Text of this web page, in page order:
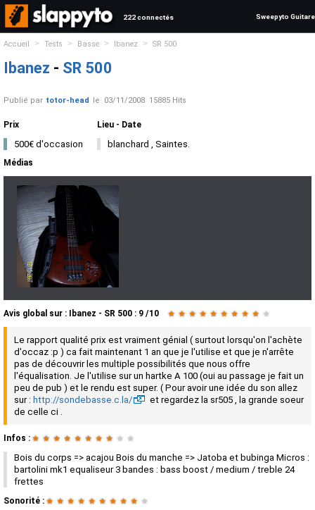
222 connectés Sweepyto Guitare
Accueil > Tests > Basse > Ibanez > SR 500
Ibanez - SR 500
Publié par totor-head le 03/11/2008 15885 Hits
Prix
500€ d'occasion
Lieu - Date
blanchard , Saintes.
Médias
Avis global sur : Ibanez - SR 500 : 9 /10 ★ ★ ★ ★ ★ ★ ★ ★ ★ ★
Le rapport qualité prix est vraiment génial ( surtout lorsqu'on l'achète
d'occaz :p ) ca fait maintenant 1 an que je l'utilise et que je n'arrête
pas de découvrir les multiple possibilités que nous offre
l'équalisation. Je l'utilise sur un hartke A 100 (oui au passage je fait un
peu de pub ) et le rendu est super. ( Pour avoir une idée du son allez
sur : http://sondebasse.c.la/
et regardez la sr505 , la grande soeur
de celle ci .
Infos : ★ ★ ★ ★ ★ ★ ★ ★ ★ ★
Bois du corps => acajou Bois du manche => Jatoba et bubinga Micros :
bartolini mk1 equaliseur 3 bandes : bass boost / medium / treble 24
frettes
Sonorité : ★ ★ ★ ★ ★ ★ ★ ★ ★ ★